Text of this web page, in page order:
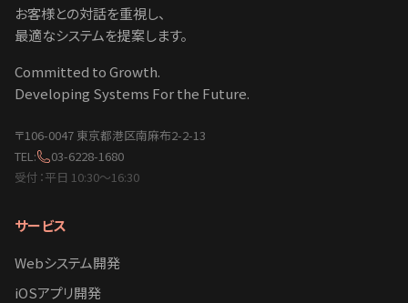
お客様との対話を重視し、
最適なシステムを提案します。
Committed to Growth.
Developing Systems For the Future.
〒106-0047 東京都港区南麻布2-2-13
TEL:
03-6228-1680
受付：平日 10:30〜16:30
サービス
Webシステム開発
iOSアプリ開発